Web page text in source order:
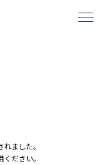
ました。
ださい。